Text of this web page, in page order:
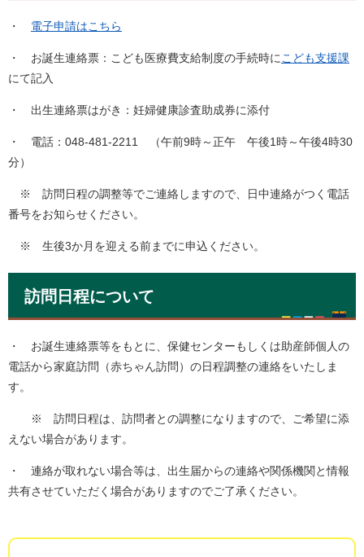
・ 電子申請はこちら
・ お誕生連絡票：こども医療費支給制度の手続時に こども支援課
にて記入
・ 出生連絡票はがき：妊婦健康診査助成券に添付
・ 電話：048-481-2211 （午前9時～正午 午後1時～午後4時30
分）
※ 訪問日程の調整等でご連絡しますので、日中連絡がつく電話
番号をお知らせください。
※ 生後3か月を迎える前までに申込ください。
訪問日程について
・ お誕生連絡票等をもとに、保健センターもしくは助産師個人の
電話から家庭訪問（赤ちゃん訪問）の日程調整の連絡をいたしま
す。
※ 訪問日程は、訪問者との調整になりますので、ご希望に添
えない場合があります。
・ 連絡が取れない場合等は、出生届からの連絡や関係機関と情報
共有させていただく場合がありますのでご了承ください。